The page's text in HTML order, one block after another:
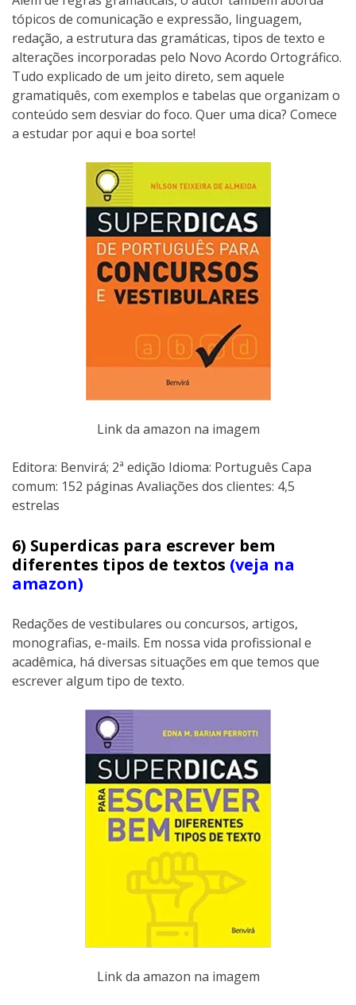
tópicos de comunicação e expressão, linguagem,
redação, a estrutura das gramáticas, tipos de texto e
alterações incorporadas pelo Novo Acordo Ortográfico.
Tudo explicado de um jeito direto, sem aquele
gramatiquês, com exemplos e tabelas que organizam o
conteúdo sem desviar do foco. Quer uma dica? Comece
a estudar por aqui e boa sorte!
Link da amazon na imagem
Editora: Benvirá; 2ª edição Idioma: Português Capa
comum:‎ 152 páginas Avaliações dos clientes: 4,5
estrelas
6) Superdicas para escrever bem
diferentes tipos de textos (veja na
amazon)
Redações de vestibulares ou concursos, artigos,
monografias, e-mails. Em nossa vida profissional e
acadêmica, há diversas situações em que temos que
escrever algum tipo de texto.
Link da amazon na imagem